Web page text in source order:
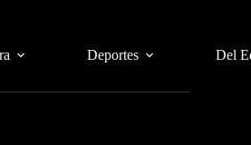
Deportes Del